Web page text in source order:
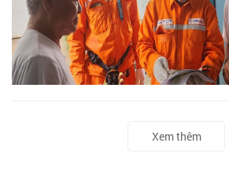
Xem thêm